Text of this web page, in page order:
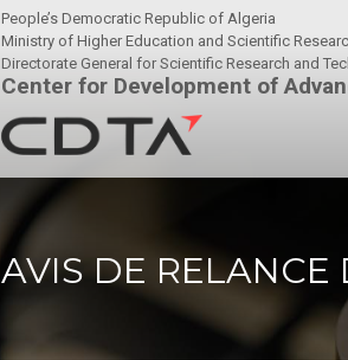
People’s Democratic Republic of Algeria
Ministry of Higher Education and Scientific
Directorate General for Scientific Research and
Center for Development of
AVIS DE